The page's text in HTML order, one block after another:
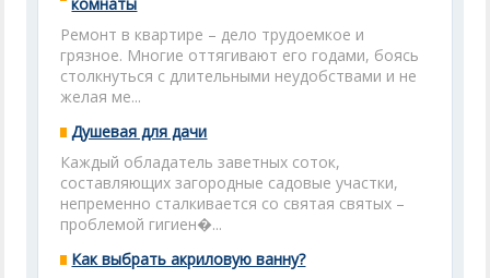
Ремонт в квартире – дело трудоемкое и
грязное. Многие оттягивают его годами, боясь
столкнуться с длительными неудобствами и не
желая ме...
Душевая для дачи
Каждый обладатель заветных соток,
составляющих загородные садовые участки,
непременно сталкивается со святая святых –
проблемой гигиен�...
Как выбрать акриловую ванну?